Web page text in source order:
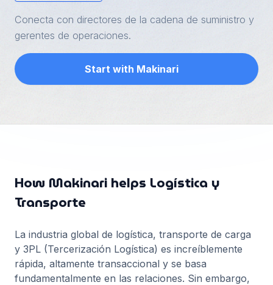
Español
Français
Start Now
Conecta con directores de la cadena de suministro y
gerentes de operaciones.
Start with Makinari
How Makinari helps Logística y
Transporte
La industria global de logística, transporte de carga
y 3PL (Tercerización Logística) es increíblemente
rápida, altamente transaccional y se basa
fundamentalmente en las relaciones. Sin embargo,